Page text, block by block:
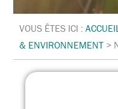
VOUS ÊTES ICI :
& ENVIRONNEMENT >